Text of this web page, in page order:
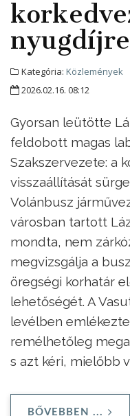
Kategória: Közlemények
2026.02.16. 08:12
Gyorsan leütötte
feldobott magas
Szakszervezete: a
visszaállítását
Volánbusz
városban tartott
mondta, nem
megvizsgálja a
öregségi korhatár
lehetőségét. A
levélben
remélhetőleg
s azt kéri, mielőbb
BŐVEBBEN ...